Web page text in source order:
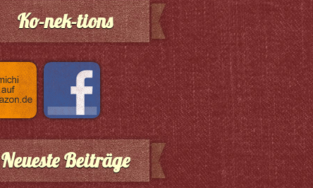
Ko-nek-tions
Neueste Beiträge